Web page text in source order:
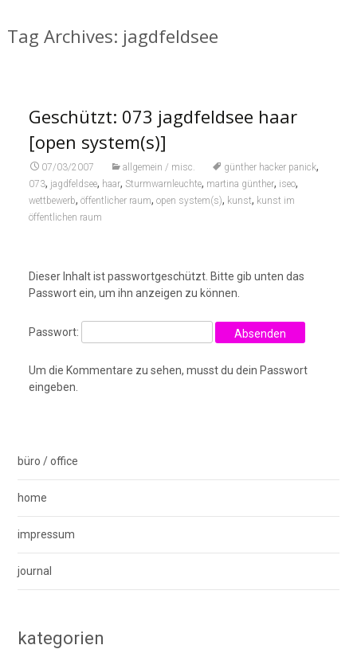
Tag Archives: jagdfeldsee
Geschützt: 073 jagdfeldsee haar
[open system(s)]
07/03/2007 allgemein / misc. günther hacker panick,
073, jagdfeldsee, haar, Sturmwarnleuchte, martina günther, iseo,
wettbewerb, öffentlicher raum, open system(s), kunst, kunst im
öffentlichen raum
Dieser Inhalt ist passwortgeschützt. Bitte gib unten das
Passwort ein, um ihn anzeigen zu können.
Passwort:
Um die Kommentare zu sehen, musst du dein Passwort
eingeben.
büro / office
home
impressum
journal
kategorien